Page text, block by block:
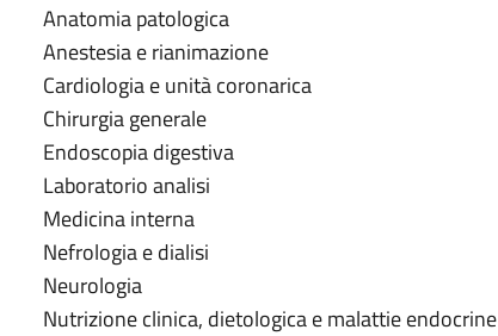
Anatomia patologica
Anestesia e rianimazione
Cardiologia e unità coronarica
Chirurgia generale
Endoscopia digestiva
Laboratorio analisi
Medicina interna
Nefrologia e dialisi
Neurologia
Nutrizione clinica, dietologica e malattie endocrine